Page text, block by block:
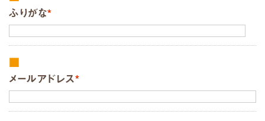
ふりがな*
メールアドレス*